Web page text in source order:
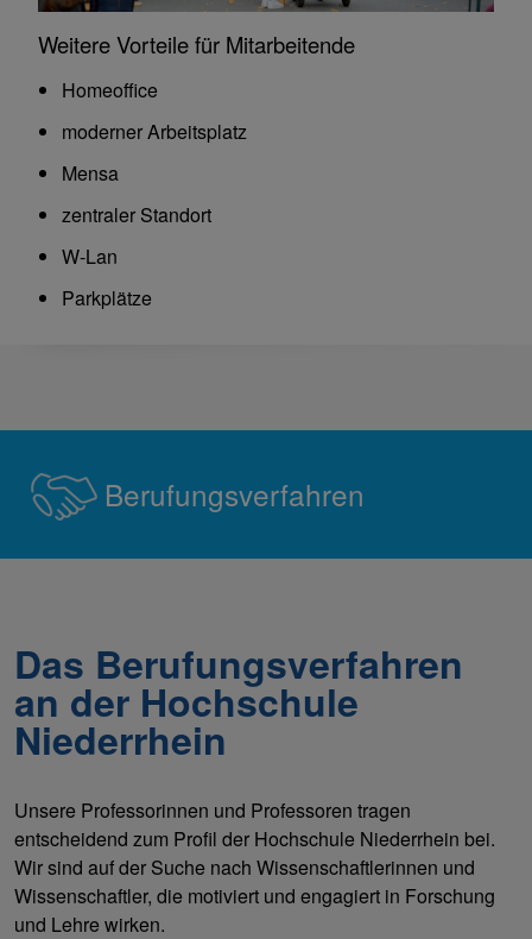
Weitere Vorteile für Mitarbeitende
Homeoffice
moderner Arbeitsplatz
Mensa
zentraler Standort
W-Lan
Parkplätze
Berufungsverfahren
Das Berufungsverfahren
an der Hochschule
Niederrhein
Unsere Professorinnen und Professoren tragen
entscheidend zum Profil der Hochschule Niederrhein bei.
Wir sind auf der Suche nach Wissenschaftlerinnen und
Wissenschaftler, die motiviert und engagiert in Forschung
und Lehre wirken.